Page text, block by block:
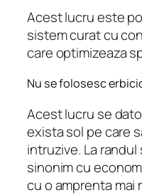
Acest lucru este
sistem curat cu
care optimizeaza
Nu se folosesc
Acest lucru se
exista sol pe care
intruzive. La
sinonim cu
cu o amprenta mai